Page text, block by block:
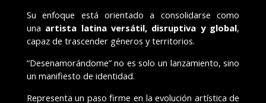
Su enfoque está orientado a consolidarse como
una artista latina versátil, disruptiva y global,
capaz de trascender géneros y territorios.
“Desenamorándome” no es solo un lanzamiento, sino
un manifiesto de identidad.
Representa un paso firme en la evolución artística de